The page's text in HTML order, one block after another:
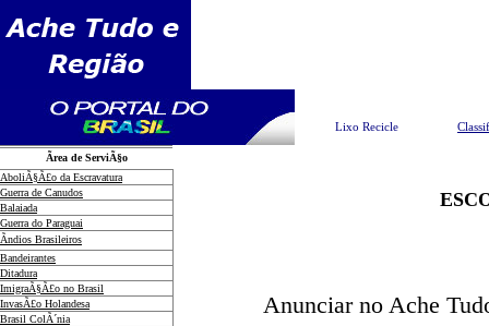
Lixo Recicle
Ãrea de ServiÃ§o
AboliÃ§Ã£o da Escravatura
Guerra de Canudos
Balaiada
Guerra do Paraguai
Ãndios Brasileiros
Bandeirantes
Ditadura
ImigraÃ§Ã£o no Brasil
InvasÃ£o Holandesa
Brasil ColÃ´nia
Anunciar no Ache